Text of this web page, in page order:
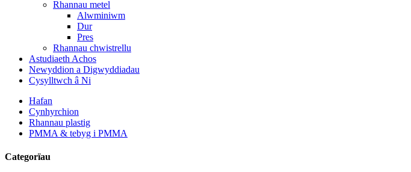
Rhannau metel
Alwminiwm
Dur
Pres
Rhannau chwistrellu
Astudiaeth Achos
Newyddion a Digwyddiadau
Cysylltwch â Ni
Hafan
Cynhyrchion
Rhannau plastig
PMMA & tebyg i PMMA
Categorïau